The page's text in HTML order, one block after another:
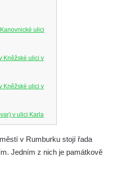
ulici
Kněžské ulici v
Kněžské ulici v
v ulici Karla
náměstí v
v Českých
v Rumburku stojí řada
Jedním z nich je památkově